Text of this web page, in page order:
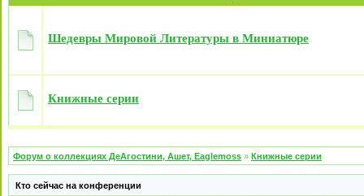
Шедевры Мировой Литературы в Миниатюре
Книжные серии
Форум о коллекциях ДеАгостини, Ашет, Eaglemoss » Книжные серии
Кто сейчас на конференции